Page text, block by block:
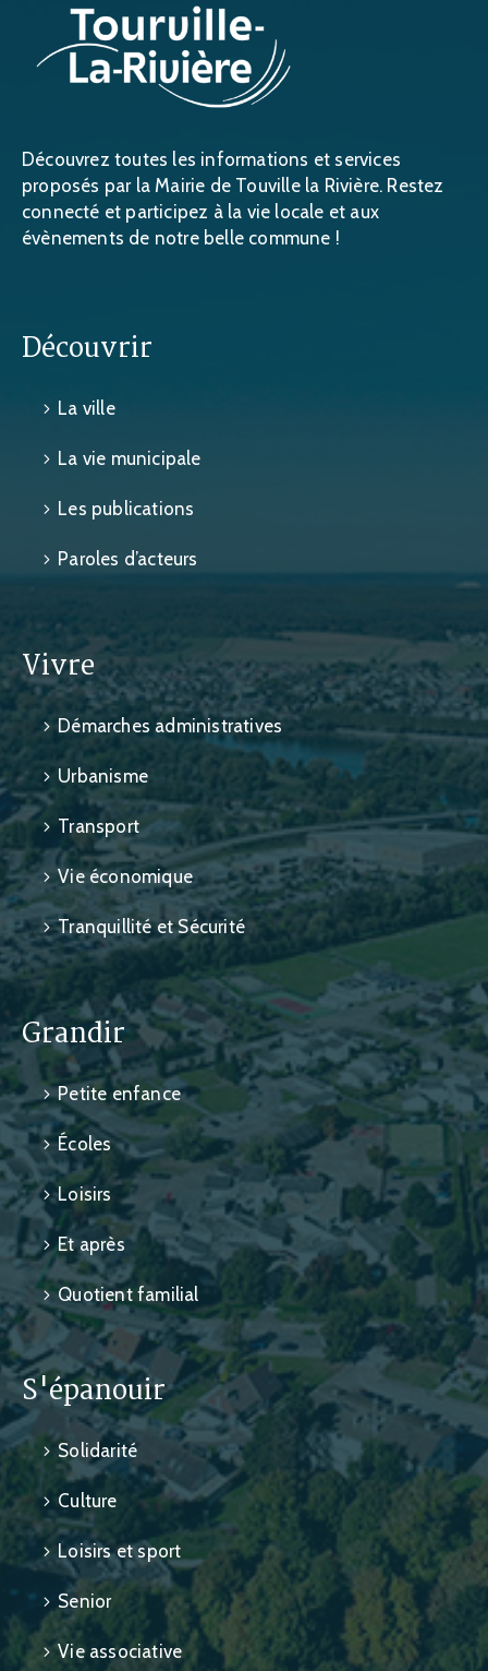
Découvrez toutes les informations et services
proposés par la Mairie de Touville la Rivière. Restez
connecté et participez à la vie locale et aux
évènements de notre belle commune !
Découvrir
La ville
La vie municipale
Les publications
Paroles d’acteurs
Vivre
Démarches administratives
Urbanisme
Transport
Vie économique
Tranquillité et Sécurité
Grandir
Petite enfance
Écoles
Loisirs
Et après
Quotient familial
S'épanouir
Solidarité
Culture
Loisirs et sport
Senior
Vie associative